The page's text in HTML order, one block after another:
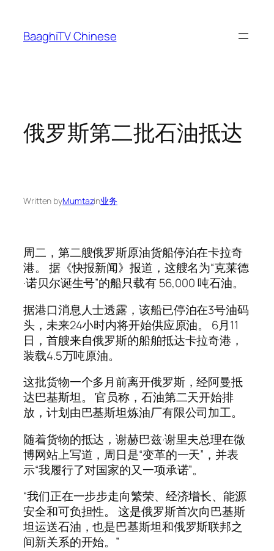
content
BaaghiTV Chinese
俄罗斯第二批石油抵达
Written byMumtazin业务
周二，第二艘俄罗斯原油货船停泊在卡拉奇
港。 据《快报新闻》报道，这艘名为“克莱德
·诺贝尔诞生号”的船只载有 56,000 吨石油。
据港口消息人士透露，该船已停泊在3号油码
头，未来24小时内将开始供应原油。 6月11
日，首艘来自俄罗斯的船舶抵达卡拉奇港，
装载4.5万吨原油。
这批货物一个多月前离开俄罗斯，经阿曼抵
达巴基斯坦。 官员称，石油第二天开始排
放，计划由巴基斯坦炼油厂有限公司加工。
随着货物的抵达，谢赫巴兹·谢里夫总理在微
博网站上写道，周日是“变革的一天”，并表
示“我履行了对国家的又一项承诺”。
“我们正在一步步走向繁荣、经济增长、能源
安全和可负担性。 这是俄罗斯首次向巴基斯
坦运送石油，也是巴基斯坦和俄罗斯联邦之
间新关系的开始。”